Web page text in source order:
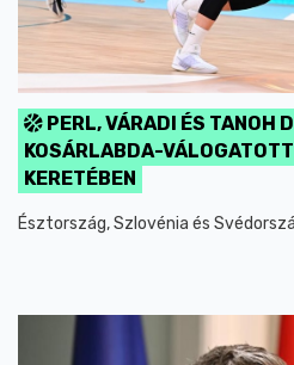
PERL, VÁRADI ÉS TANOH
KOSÁRLABDA-
KERETÉBEN
Észtország, Szlovénia és